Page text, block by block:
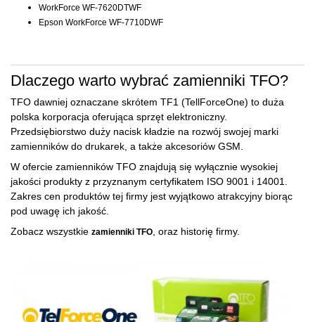
WorkForce WF-7620DTWF
Epson WorkForce WF-7710DWF
Dlaczego warto wybrać zamienniki TFO?
TFO dawniej oznaczane skrótem TF1 (TellForceOne) to duża
polska korporacja oferująca sprzęt elektroniczny.
Przedsiębiorstwo duży nacisk kładzie na rozwój swojej marki
zamienników do drukarek, a także akcesoriów GSM.
W ofercie zamienników TFO znajdują się wyłącznie wysokiej
jakości produkty z przyznanym certyfikatem ISO 9001 i 14001.
Zakres cen produktów tej firmy jest wyjątkowo atrakcyjny biorąc
pod uwagę ich jakość.
Zobacz wszystkie zamienniki TFO , oraz historię firmy.